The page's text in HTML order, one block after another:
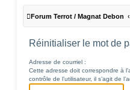
Forum Terrot / Magnat Debon
Réinitialiser le mot de
Adresse de courriel :
Cette adresse doit correspondre à
contrôle de l’utilisateur, il s’agit de